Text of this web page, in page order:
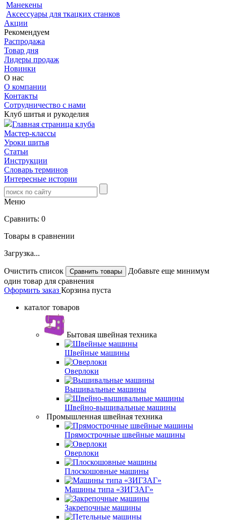
Манекены
Аксессуары для ткацких станков
Акции
Рекомендуем
Распродажа
Товар дня
Лидеры продаж
Новинки
О нас
О компании
Контакты
Сотрудничество с нами
Клуб шитья и рукоделия
Главная страница клуба
Мастер-классы
Уроки шитья
Статьи
Инструкции
Словарь терминов
Интересные истории
Меню
Сравнить: 0
Товары в сравнении
Загрузка...
Очистить список
Добавьте еще минимум
один товар для сравнения
Оформить заказ Корзина пуста
каталог товаров
Бытовая швейная техника
Швейные машины
Оверлоки
Вышивальные машины
Швейно-вышивальные машины
Промышленная швейная техника
Прямострочные швейные машины
Оверлоки
Плоскошовные машины
Машины типа «ЗИГЗАГ»
Закрепочные машины